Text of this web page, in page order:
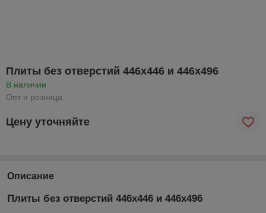
Плиты без отверстий 446x446 и 446x496
В наличии
Опт и розница
Цену уточняйте
Описание
Плиты без отверстий 446x446 и 446x496